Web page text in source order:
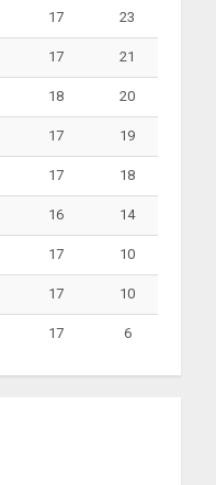
17 23
17 21
18 20
17 19
17 18
16 14
17 10
17 10
17 6